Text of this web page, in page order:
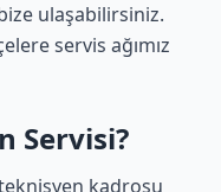
ulaşabilirsiniz.
servis ağımız
Servisi?
kadrosu